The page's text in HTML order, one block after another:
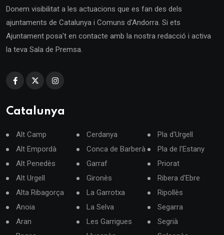
Donem visibilitat a les actuacions que es fan des dels
ajuntaments de Catalunya i Comuns d'Andorra. Si ets
Ajuntament posa't en contacte amb la nostra redacció i activa
la teva Sala de Premsa.
Catalunya
Alt Camp
Alt Empordà
Alt Penedès
Alt Urgell
Alta Ribagorça
Anoia
Aran
Cerdanya
Conca de Barberà
Garraf
Gironès
La Garrotxa
La Selva
Les Garrigues
Pla d'Urgell
Pla de l'Estany
Priorat
Ribera d'Ebre
Ripollès
Segarra
Segrià